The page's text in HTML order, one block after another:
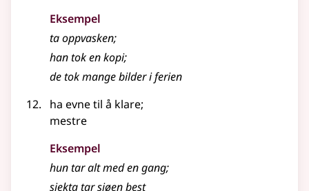
Eksempel
ta oppvasken;
han tok en kopi;
de tok mange bilder i ferien
ha evne til å klare;
mestre
Eksempel
hun tar alt med en gang;
sjekta tar sjøen best